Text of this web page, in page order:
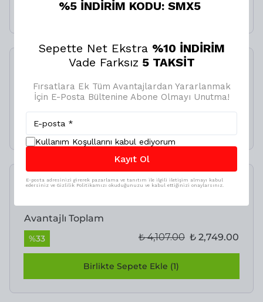
₺ 4,107.00 ₺ 2,749.00
SMX Lastik Tamir Kiti
%20
İncelediğiniz ürün ile birlikte bu ürünler de
Avantajlı Toplam
%33 ₺ 4,107.00 ₺ 2,749.00
Birlikte Sepete Ekle (1)
%5 İNDİRİM KODU: SMX5
Sepette Net Ekstra %10 İNDİRİM
Vade Farksız 5 TAKSİT
Fırsatlara Ek Tüm Avantajlardan Yararlanmak
İçin E-Posta Bültenine Abone Olmayı Unutma!
Kullanım Koşullarını kabul ediyorum
Kayıt Ol
E-posta adresinizi girerek pazarlama ve tanıtım ile ilgili iletişim almayı kabul
edersiniz ve Gizlilik Politikamızı okuduğunuzu ve kabul ettiğinizi onaylarsınız.